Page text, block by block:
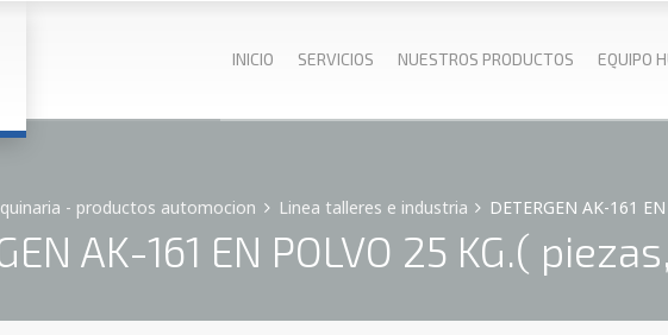
INICIO SERVICIOS NUESTROS PRODUCTOS EQUIPO
- productos automocion Linea talleres e industria DETERGEN AK-161
AK-161 EN POLVO 25 KG.(